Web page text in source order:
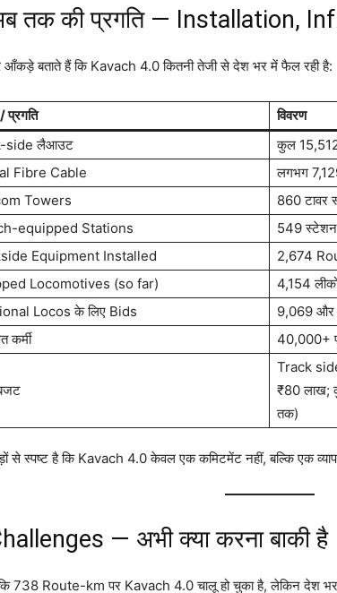
तक की प्रगति — Installation,
बताते हैं कि Kavach 4.0 कितनी तेजी से देश भर में फैल रही है:
प्रगति
विवरण
side लैआउट
कुल
Fibre Cable
लगभग
Towers
860 टावर
equipped Stations
549
Equipment Installed
2,674
Locomotives (so far)
4,154
Locos के लिए Bids
9,069 और
कर्मी
40,000+
Track
₹80 लाख;
तक)
से स्पष्ट है कि Kavach 4.0 केवल एक कमिटमेंट नहीं, बल्कि एक
— अभी क्या करना बाकी है
738 Route-km पर Kavach 4.0 चालू हो चुका है, लेकिन देश